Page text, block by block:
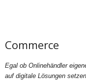
Commerce
Egal ob Onlinehändler
auf digitale Lösungen